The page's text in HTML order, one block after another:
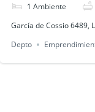
1 Ambiente
García de Cossio 6489,
Depto